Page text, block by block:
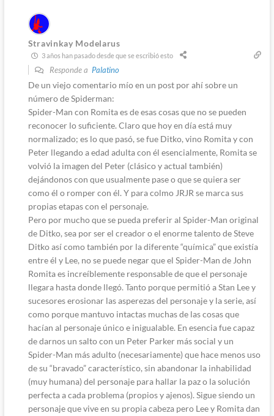
Stravinkay Modelarus
3 años han pasado desde que se escribió esto
Responde a Palatino
De un viejo comentario mío en un post por ahí sobre un
número de Spiderman:
Spider-Man con Romita es de esas cosas que no se pueden
reconocer lo suficiente. Claro que hoy en día está muy
normalizado; es lo que pasó, se fue Ditko, vino Romita y con
Peter llegando a edad adulta con él esencialmente, Romita se
volvió la imagen del Peter (clásico y actual también)
dejándonos con que usualmente pase o que se quiera ser
como él o romper con él. Y para colmo JRJR se marca sus
propias etapas con el personaje.
Pero por mucho que se pueda preferir al Spider-Man original
de Ditko, sea por ser el creador o el enorme talento de Steve
Ditko así como también por la diferente “química” que existía
entre él y Lee, no se puede negar que el Spider-Man de John
Romita es increíblemente responsable de que el personaje
llegara hasta donde llegó. Tanto porque permitió a Stan Lee y
sucesores erosionar las asperezas del personaje y la serie, así
como porque mantuvo intactas muchas de las cosas que
hacían al personaje único e inigualable. En esencia fue capaz
de darnos un salto con un Peter Parker más social y un
Spider-Man más adulto (necesariamente) que hace menos uso
de su “bravado” característico, sin abandonar la inhabilidad
(muy humana) del personaje para hallar la paz o la solución
perfecta a cada problema (propios y ajenos). Sigue siendo un
personaje que vive en su propia cabeza pero Lee y Romita dan